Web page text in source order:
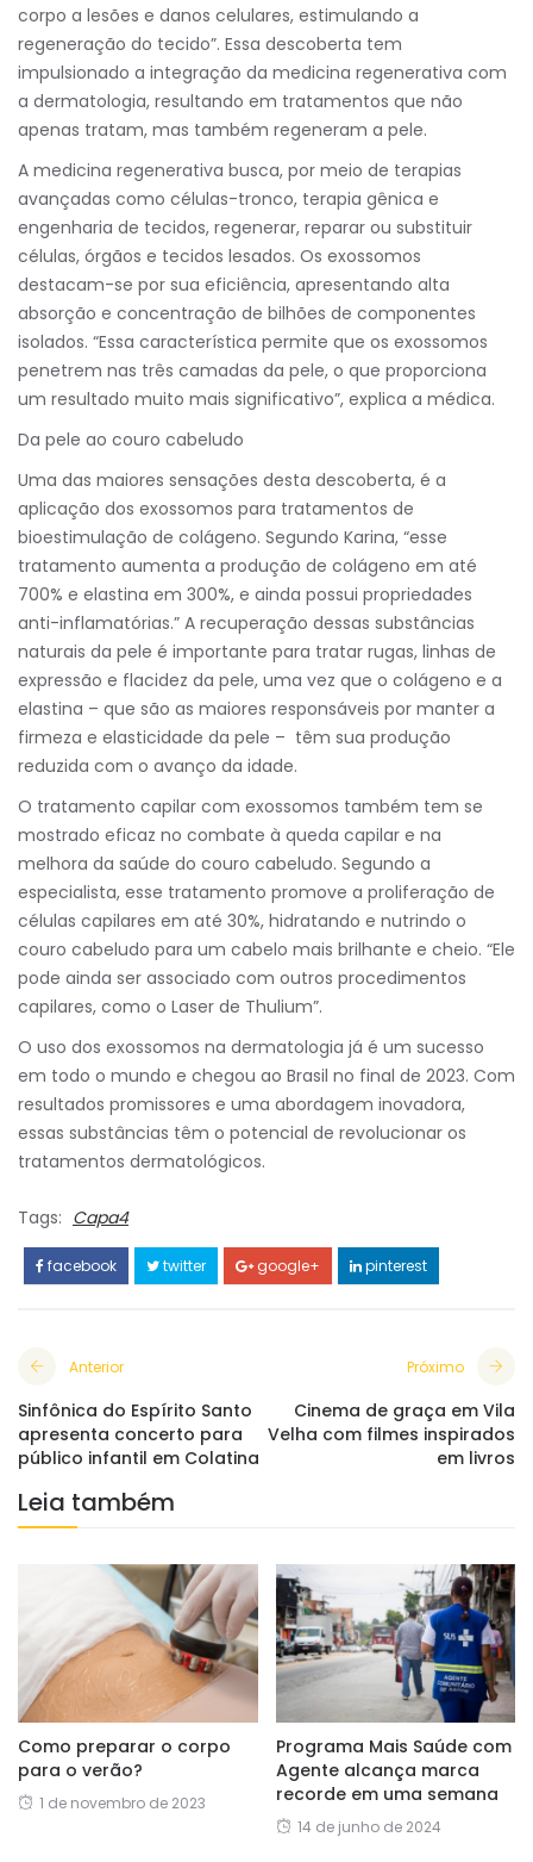
corpo a lesões e danos celulares, estimulando a
regeneração do tecido”. Essa descoberta tem
impulsionado a integração da medicina regenerativa com
a dermatologia, resultando em tratamentos que não
apenas tratam, mas também regeneram a pele.
A medicina regenerativa busca, por meio de terapias
avançadas como células-tronco, terapia gênica e
engenharia de tecidos, regenerar, reparar ou substituir
células, órgãos e tecidos lesados. Os exossomos
destacam-se por sua eficiência, apresentando alta
absorção e concentração de bilhões de componentes
isolados. “Essa característica permite que os exossomos
penetrem nas três camadas da pele, o que proporciona
um resultado muito mais significativo”, explica a médica.
Da pele ao couro cabeludo
Uma das maiores sensações desta descoberta, é a
aplicação dos exossomos para tratamentos de
bioestimulação de colágeno. Segundo Karina, “esse
tratamento aumenta a produção de colágeno em até
700% e elastina em 300%, e ainda possui propriedades
anti-inflamatórias.” A recuperação dessas substâncias
naturais da pele é importante para tratar rugas, linhas de
expressão e flacidez da pele, uma vez que o colágeno e a
elastina – que são as maiores responsáveis por manter a
firmeza e elasticidade da pele – têm sua produção
reduzida com o avanço da idade.
O tratamento capilar com exossomos também tem se
mostrado eficaz no combate à queda capilar e na
melhora da saúde do couro cabeludo. Segundo a
especialista, esse tratamento promove a proliferação de
células capilares em até 30%, hidratando e nutrindo o
couro cabeludo para um cabelo mais brilhante e cheio. “Ele
pode ainda ser associado com outros procedimentos
capilares, como o Laser de Thulium”.
O uso dos exossomos na dermatologia já é um sucesso
em todo o mundo e chegou ao Brasil no final de 2023. Com
resultados promissores e uma abordagem inovadora,
essas substâncias têm o potencial de revolucionar os
tratamentos dermatológicos.
Tags: Capa4
facebook twitter google+ pinterest
Anterior
Sinfônica do Espírito Santo
apresenta concerto para
público infantil em Colatina
Próximo
Cinema de graça em Vila
Velha com filmes inspirados
em livros
Leia também
Como preparar o corpo
para o verão?
1 de novembro de 2023
Programa Mais Saúde com
Agente alcança marca
recorde em uma semana
14 de junho de 2024